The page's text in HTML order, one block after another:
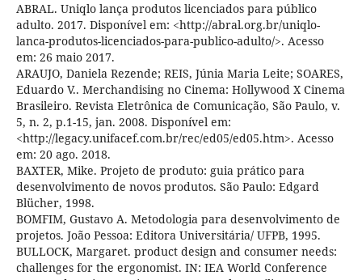
ABRAL. Uniqlo lança produtos licenciados para público
adulto. 2017. Disponível em: <http://abral.org.br/uniqlo-
lanca-produtos-licenciados-para-publico-adulto/>. Acesso
em: 26 maio 2017.
ARAUJO, Daniela Rezende; REIS, Júnia Maria Leite; SOARES,
Eduardo V.. Merchandising no Cinema: Hollywood X Cinema
Brasileiro. Revista Eletrônica de Comunicação, São Paulo, v.
5, n. 2, p.1-15, jan. 2008. Disponível em:
<http://legacy.unifacef.com.br/rec/ed05/ed05.htm>. Acesso
em: 20 ago. 2018.
BAXTER, Mike. Projeto de produto: guia prático para
desenvolvimento de novos produtos. São Paulo: Edgard
Blücher, 1998.
BOMFIM, Gustavo A. Metodologia para desenvolvimento de
projetos. João Pessoa: Editora Universitária/ UFPB, 1995.
BULLOCK, Margaret. product design and consumer needs:
challenges for the ergonomist. IN: IEA World Conference